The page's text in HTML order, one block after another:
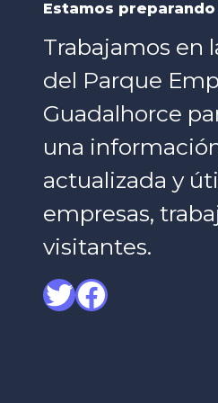
Estamos
Trabajamos en
del Parque
Guadalhorce
una
actualizada y
empresas,
visitantes.
Twitter
Facebook